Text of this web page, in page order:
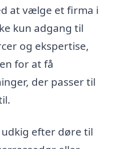
at vælge et firma i
kun adgang til
og ekspertise,
for at få
der passer til
efter døre til